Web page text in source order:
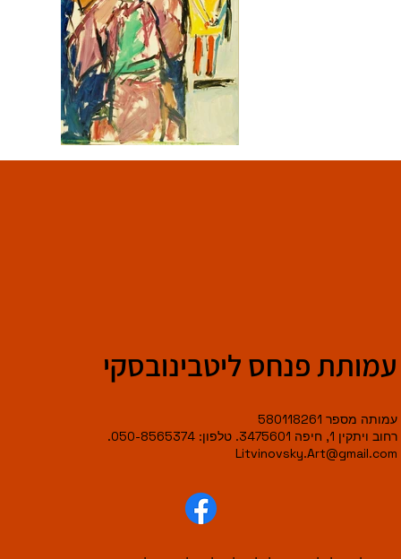
עמותת פנחס ליטבינובסקי
עמותה מספר 580118261
רחוב ויתקין 1, חיפה 3475601. טלפון: 050-8565374.
Litvinovsky.Art@gmail.com